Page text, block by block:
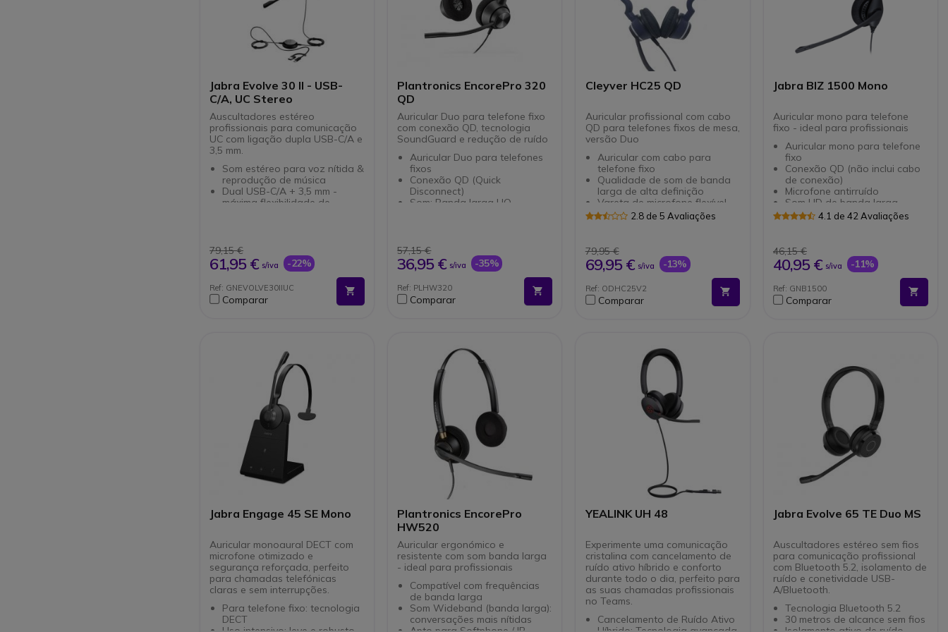
Jabra Evolve 30 II - USB-
C/A, UC Stereo
Auscultadores estéreo
profissionais para comunicação
UC com ligação dupla USB-C/A e
3,5 mm.
Som estéreo para voz nítida &
reprodução de música
Dual USB-C/A + 3,5 mm -
máxima flexibilidade de
Controlo em linha para
chamadas e volume
Luz de ocupado para
Plug & play - não necessita de
controladores
protetores auriculares
acolchoados
79,15 €
61,95 € s/iva -22%
Ref: GNEVOLVE30IIUC
Comparar
Plantronics EncorePro 320
QD
Auricular Duo para telefone fixo
com conexão QD, tecnologia
SoundGuard e redução de ruído
Auricular Duo para telefones
fixos
Conexão QD (Quick
Disconnect)
Som: Banda larga HQ
Diadema robusto
Tecnologia SoundGuard: proteção
de audio
57,15 €
36,95 € s/iva -35%
Ref: PLHW320
Comparar
Cleyver HC25 QD
Auricular profissional com cabo
QD para telefones fixos de mesa,
versão Duo
Auricular com cabo para
telefone fixo
Qualidade de som de banda
larga de alta definição
Vareta de microfone flexível
para ajuste optimizado
Microfone com cancelamento
Proteção acústica contra
picos de som
Compatível com todos os
2.8 de 5 Avaliações
79,95 €
69,95 € s/iva -13%
Ref: ODHC25V2
Comparar
Jabra BIZ 1500 Mono
Auricular mono para telefone
fixo - ideal para profissionais
Auricular mono para telefone
fixo
Conexão QD (não inclui cabo
de conexão)
Microfone antirruído
Som HD de banda larga
Almofada espuma
Disponível também versão Duo
4.1 de 42 Avaliações
46,15 €
40,95 € s/iva -11%
Ref: GNB1500
Comparar
Jabra Engage 45 SE Mono
Auricular monoaural DECT com
microfone otimizado e
segurança reforçada, perfeito
para chamadas telefónicas
claras e sem interrupções.
Para telefone fixo: tecnologia
DECT
Plantronics EncorePro
HW520
Auricular ergonómico e
resistente com som banda larga
- ideal para profissionais
Compatível com frequências
de banda larga
Som Wideband (banda larga):
conversações mais nítidas
YEALINK UH 48
Experimente uma comunicação
cristalina com cancelamento de
ruído ativo híbrido e conforto
durante todo o dia, perfeito para
as suas chamadas profissionais
no Teams.
Cancelamento de Ruído Ativo
Jabra Evolve 65 TE Duo MS
Auscultadores estéreo sem fios
para comunicação profissional
com Bluetooth 5.2, isolamento de
ruído e conetividade USB-
A/Bluetooth.
Tecnologia Bluetooth 5.2
30 metros de alcance sem fios